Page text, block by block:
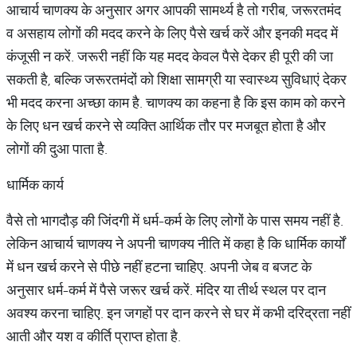
आचार्य चाणक्य के अनुसार अगर आपकी सामर्थ्य है तो गरीब, जरूरतमंद
व असहाय लोगों की मदद करने के लिए पैसे खर्च करें और इनकी मदद में
कंजूसी न करें. जरूरी नहीं कि यह मदद केवल पैसे देकर ही पूरी की जा
सकती है, बल्कि जरूरतमंदों को शिक्षा सामग्री या स्वास्थ्य सुविधाएं देकर
भी मदद करना अच्छा काम है. चाणक्य का ​कहना है कि इस काम को करने
के लिए धन खर्च करने से व्यक्ति आर्थिक तौर पर मजबूत होता है और
लोगों की दुआ पाता है.
धार्मिक कार्य
वैसे तो भागदौड़ की जिंदगी में धर्म-कर्म के लिए लोगों के पास समय नहीं है.
लेकिन आचार्य चाणक्य ने अपनी चाणक्य नीति में कहा है कि धार्मिक कार्यों
में धन खर्च करने से पीछे नहीं हटना चाहिए. अपनी जेब व बजट के
अनुसार धर्म-कर्म में पैसे जरूर खर्च करें. मंदिर या तीर्थ स्थल पर दान
अवश्य करना चाहिए. इन जगहों पर दान करने से घर में कभी दरिद्रता नहीं
आती और यश व कीर्ति प्राप्त होता है.